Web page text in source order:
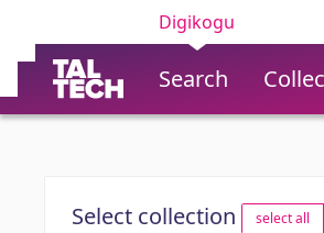
Digikogu
Search
Select collection select all